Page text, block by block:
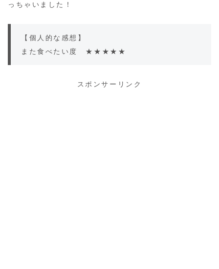
っちゃいました！
【個人的な感想】
また食べたい度 ★★★★★
スポンサーリンク